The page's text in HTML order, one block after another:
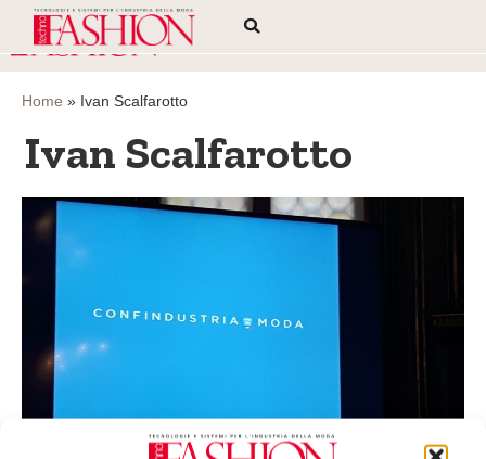
Home » Ivan Scalfarotto
Ivan Scalfarotto
È nata Confindustria Moda